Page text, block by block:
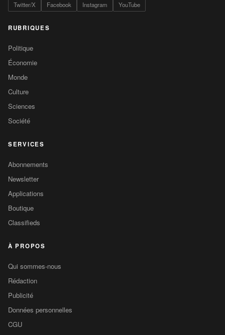
Twitter/X Facebook Instagram YouTube
RUBRIQUES
Politique
Économie
Monde
Culture
Sciences
Société
SERVICES
Abonnements
Newsletter
Applications
Boutique
Classifieds
À PROPOS
Qui sommes-nous
Rédaction
Publicité
Données personnelles
CGU